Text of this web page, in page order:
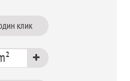
клик